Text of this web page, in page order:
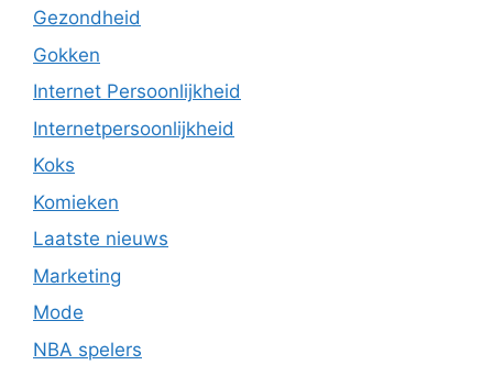
Gezondheid
Gokken
Internet Persoonlijkheid
Internetpersoonlijkheid
Koks
Komieken
Laatste nieuws
Marketing
Mode
NBA spelers